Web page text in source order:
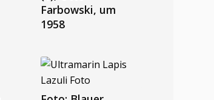
Farbowski, um
1958